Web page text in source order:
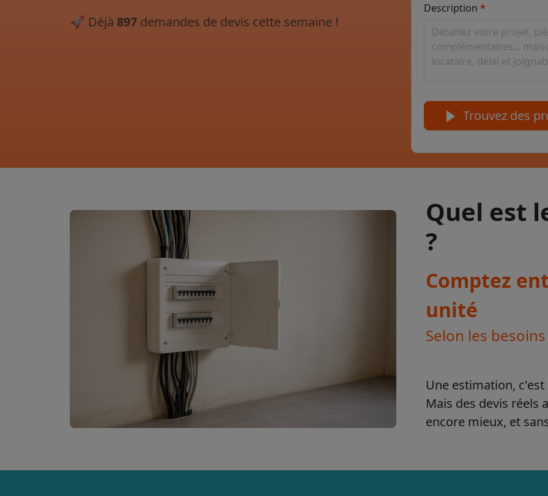
🚀 Déjà 897 demandes de devis cette semaine !
Description
Trouvez des
Quel est
?
Comptez
unité
Selon les besoins
Une estimation, c'est
Mais des devis réels
encore mieux, et